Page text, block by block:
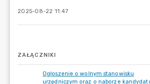
2025-08-22 11:47
ZAŁĄCZNIKI
Ogłoszenie o wolnym stanowisku
urzędniczym oraz o naborze